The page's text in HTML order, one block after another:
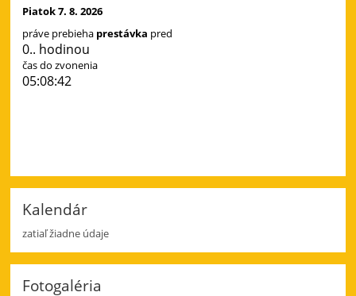
Piatok 7. 8. 2026
práve prebieha prestávka pred
0.. hodinou
čas do zvonenia
05:08:41
Kalendár
zatiaľ žiadne údaje
Fotogaléria